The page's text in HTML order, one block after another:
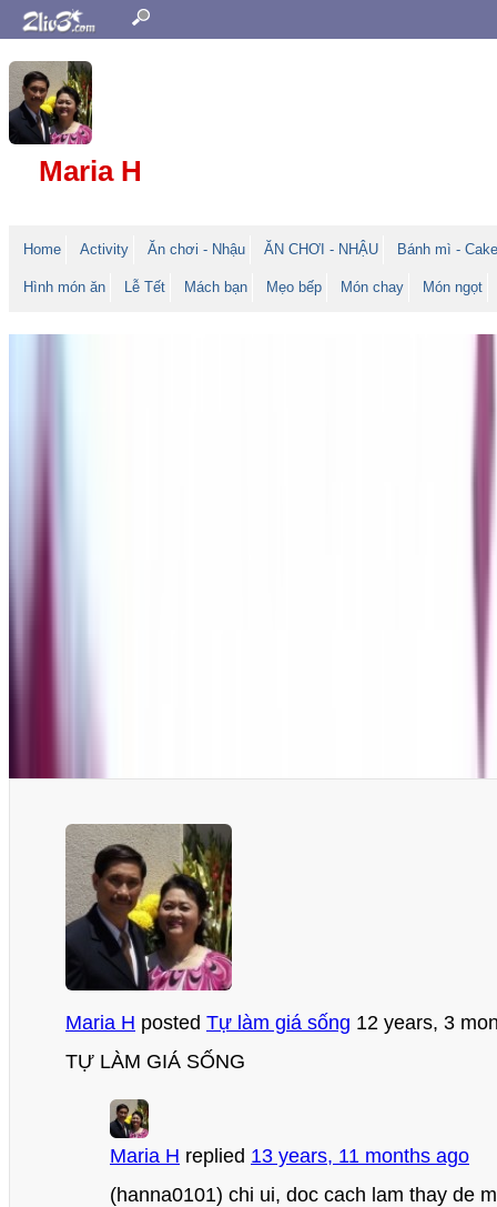
Maria H
Home Activity Ăn chơi - Nhậu ĂN CHƠI - NHẬU Bánh mì - Cake
Hình món ăn Lễ Tết Mách bạn Mẹo bếp Món chay Món ngọt
Maria H posted Tự làm giá sống 12 years, 3
TỰ LÀM GIÁ SỐNG
Maria H replied 13 years, 11 months ago
(hanna0101) chi ui, doc cach lam thay de